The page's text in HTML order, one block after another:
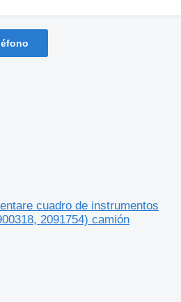
cuadro de instrumentos
2091754) camión